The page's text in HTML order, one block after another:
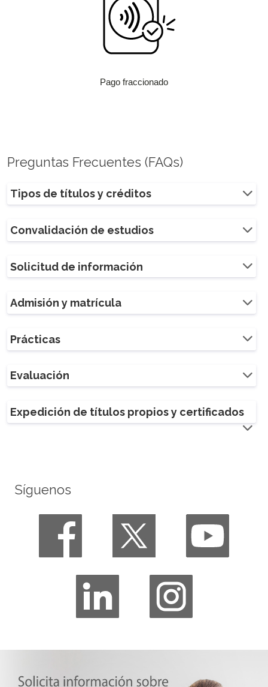
Pago fraccionado
Preguntas Frecuentes (FAQs)
Tipos de títulos y créditos
Convalidación de estudios
Solicitud de información
Admisión y matrícula
Prácticas
Evaluación
Expedición de títulos propios y certificados
Síguenos